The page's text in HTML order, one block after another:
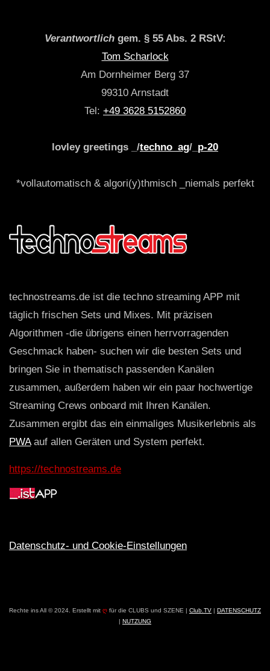
Verantwortlichgem. § 55 Abs. 2 RStV:
Tom Scharlock
Am Dornheimer Berg 37
99310 Arnstadt
Tel: +49 3628 5152860
lovley greetings _/techno_ag/_ p-20
*vollautomatisch & algori(y)thmisch _niemals perfekt
technostreams.de ist die techno streaming APP mit
täglich frischen Sets und Mixes. Mit präzisen
Algorithmen -die übrigens einen herrvorragenden
Geschmack haben- suchen wir die besten Sets und
bringen Sie in thematisch passenden Kanälen
zusammen, außerdem haben wir ein paar hochwertige
Streaming Crews onboard mit Ihren Kanälen.
Zusammen ergibt das ein einmaliges Musikerlebnis als
PWAauf allen Geräten und System perfekt.
https://technostreams.de
Datenschutz- und Cookie-Einstellungen
Rechte ins All © 2024. Erstellt mit ღ für die CLUBS und SZENE | Club.TV | DATENSCHUTZ
| NUTZUNG